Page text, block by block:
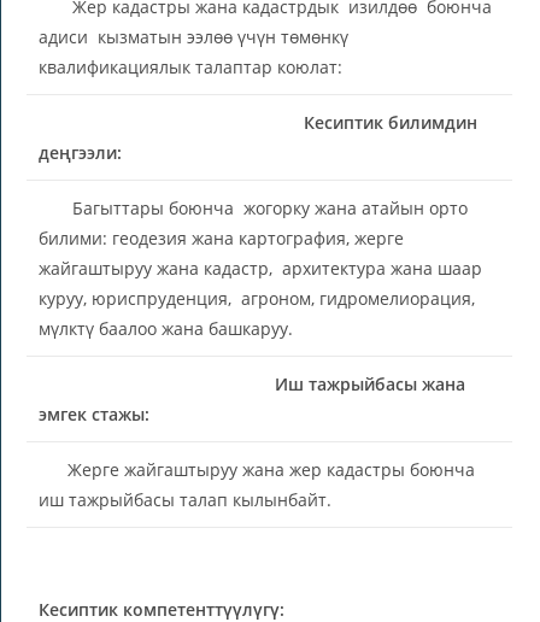
Жер кадастры жана кадастрдык изилдөө боюнча
адиси кызматын ээлөө үчүн төмөнкү
квалификациялык талаптар коюлат:
Кесиптик билимдин
деңгээли:
Багыттары боюнча жогорку жана атайын орто
билими: геодезия жана картография, жерге
жайгаштыруу жана кадастр, архитектура жана шаар
куруу, юриспруденция, агроном, гидромелиорация,
мүлктү баалоо жана башкаруу.
Иш тажрыйбасы жана
эмгек стажы:
Жерге жайгаштыруу жана жер кадастры боюнча
иш тажрыйбасы талап кылынбайт.
Кесиптик компетенттүүлүгү: